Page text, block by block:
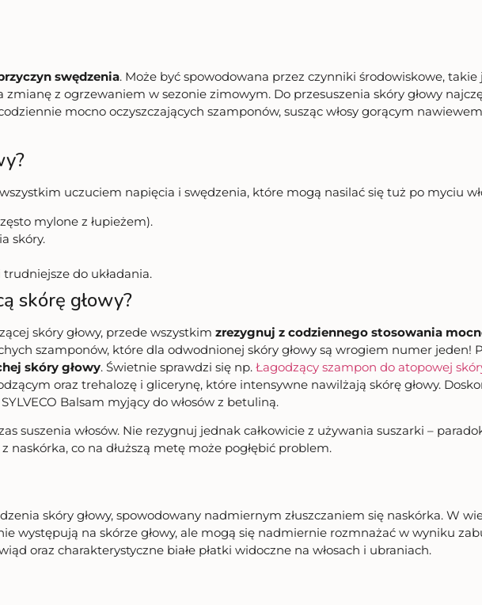
swędzenia. Może być spowodowana przez czynniki środowiskowe,
z ogrzewaniem w sezonie zimowym. Do przesuszenia skóry głowy
mocno oczyszczających szamponów, susząc włosy gorącym
uczuciem napięcia i swędzenia, które mogą nasilać się tuż po myciu
mylone z łupieżem).
skóry.
do układania.
skórę głowy?
skóry głowy, przede wszystkim zrezygnuj z codziennego stosowania
szamponów, które dla odwodnionej skóry głowy są wrogiem numer jeden!
skóry głowy. Świetnie sprawdzi się np. Łagodzący szampon do atopowej
oraz trehalozę i glicerynę, które intensywne nawilżają skórę głowy.
Balsam myjący do włosów z betuliną.
suszenia włosów. Nie rezygnuj jednak całkowicie z używania suszarki –
naskórka, co na dłuższą metę może pogłębić problem.
skóry głowy, spowodowany nadmiernym złuszczaniem się naskórka. W
występują na skórze głowy, ale mogą się nadmiernie rozmnażać w wyniku
oraz charakterystyczne białe płatki widoczne na włosach i ubraniach.